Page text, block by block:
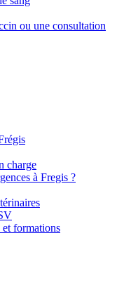
ou une consultation
charge
à Fregis ?
et formations